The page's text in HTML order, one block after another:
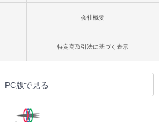
会社概要
特定商取引法に基づく表示
PC版で見る